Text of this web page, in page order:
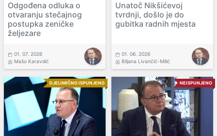
Odgođena odluka o
otvaranju stečajnog
postupka zeničke
željezare
01. 07. 2026
Mašo Karavdić
Unatoč Nikšićevoj
tvrdnji, došlo je do
gubitka radnih mjesta
01. 06. 2026
Biljana Livančić-Milić
DJELIMIČNO ISPUNJENO NEISPUNJENO